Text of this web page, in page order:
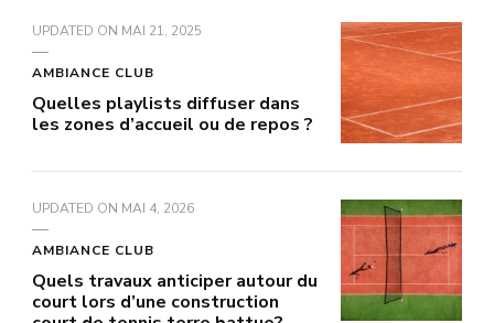
UPDATED ON MAI 21, 2025
AMBIANCE CLUB
Quelles playlists diffuser dans
les zones d’accueil ou de repos ?
UPDATED ON MAI 4, 2026
AMBIANCE CLUB
Quels travaux anticiper autour du
court lors d’une construction